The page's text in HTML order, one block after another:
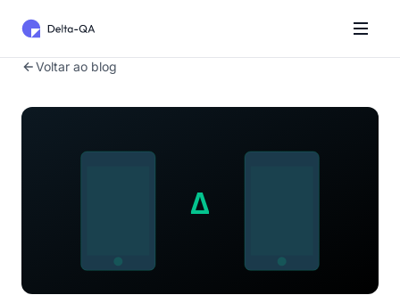
Voltar ao blog